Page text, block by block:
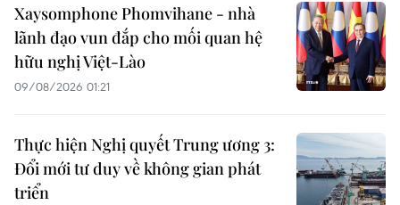
Xaysomphone Phomvihane - nhà
lãnh đạo vun đắp cho mối quan hệ
hữu nghị Việt-Lào
09/08/2026 01:21
Thực hiện Nghị quyết Trung ương 3:
Đổi mới tư duy về không gian phát
triển